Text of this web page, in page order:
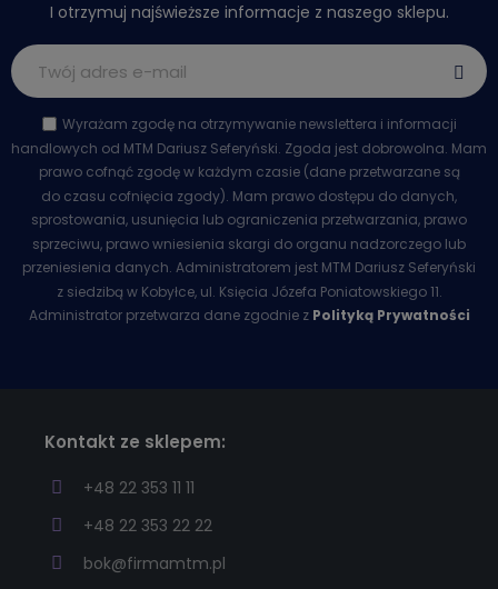
I otrzymuj najświeższe informacje z naszego sklepu.
Wyrażam zgodę na otrzymywanie newslettera i informacji
handlowych od MTM Dariusz Seferyński. Zgoda jest dobrowolna. Mam
prawo cofnąć zgodę w każdym czasie (dane przetwarzane są
do czasu cofnięcia zgody). Mam prawo dostępu do danych,
sprostowania, usunięcia lub ograniczenia przetwarzania, prawo
sprzeciwu, prawo wniesienia skargi do organu nadzorczego lub
przeniesienia danych. Administratorem jest MTM Dariusz Seferyński
z siedzibą w Kobyłce, ul. Księcia Józefa Poniatowskiego 11.
Administrator przetwarza dane zgodnie z Polityką Prywatności
Kontakt ze sklepem:
+48 22 353 11 11
+48 22 353 22 22
bok@firmamtm.pl